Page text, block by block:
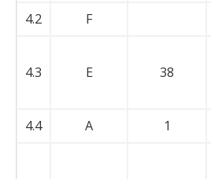
4.2
F
4.3 E 38
4.4
A 1